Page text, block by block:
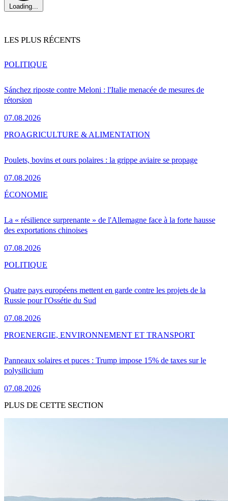
Loading...
LES PLUS RÉCENTS
Sánchez riposte contre Meloni : l'Italie menacée de mesures de
rétorsion
07.08.2026
POLITIQUE
Poulets, bovins et ours polaires : la grippe aviaire se propage
07.08.2026
PROAGRICULTURE & ALIMENTATION
La « résilience surprenante » de l'Allemagne face à la forte hausse
des exportations chinoises
07.08.2026
ÉCONOMIE
Quatre pays européens mettent en garde contre les projets de la
Russie pour l'Ossétie du Sud
07.08.2026
POLITIQUE
Panneaux solaires et puces : Trump impose 15% de taxes sur le
polysilicium
07.08.2026
PROENERGIE, ENVIRONNEMENT ET TRANSPORT
PLUS DE CETTE SECTION